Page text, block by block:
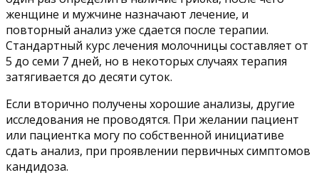
женщине и мужчине назначают лечение, и
повторный анализ уже сдается после терапии.
Стандартный курс лечения молочницы составляет от
5 до семи 7 дней, но в некоторых случаях терапия
затягивается до десяти суток.
Если вторично получены хорошие анализы, другие
исследования не проводятся. При желании пациент
или пациентка могу по собственной инициативе
сдать анализ, при проявлении первичных симптомов
кандидоза.